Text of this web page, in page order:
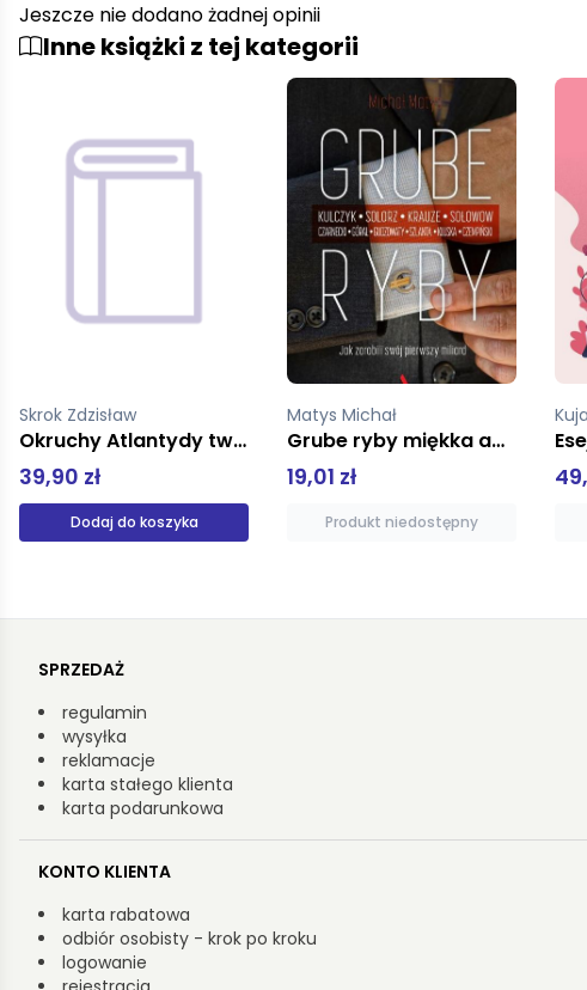
Jeszcze nie dodano żadnej opinii
Inne książki z tej kategorii
Skrok Zdzisław
Okruchy Atlantydy twarda libra
39,90 zł
Dodaj do koszyka
Matys Michał
Grube ryby miękka agora
19,01 zł
Produkt niedostępny
SPRZEDAŻ
regulamin
wysyłka
reklamacje
karta stałego klienta
karta podarunkowa
KONTO KLIENTA
karta rabatowa
odbiór osobisty - krok po kroku
logowanie